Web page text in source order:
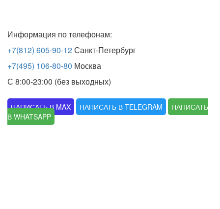
Информация по телефонам:
+7(812) 605-90-12Санкт-Петербург
+7(495) 106-80-80 Москва
С 8:00-23:00 (без выходных)
НАПИСАТЬ В MAX НАПИСАТЬ В TELEGRAM
НАПИСАТЬ
В WHATSAPP